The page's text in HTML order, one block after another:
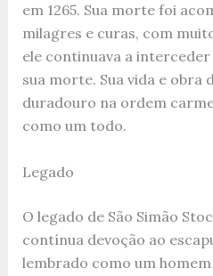
em 1265. Sua morte foi
milagres e curas, com
ele continuava a
sua morte. Sua vida e obra
duradouro na ordem
como um todo.
Legado
O legado de São Simão
contínua devoção ao
lembrado como um